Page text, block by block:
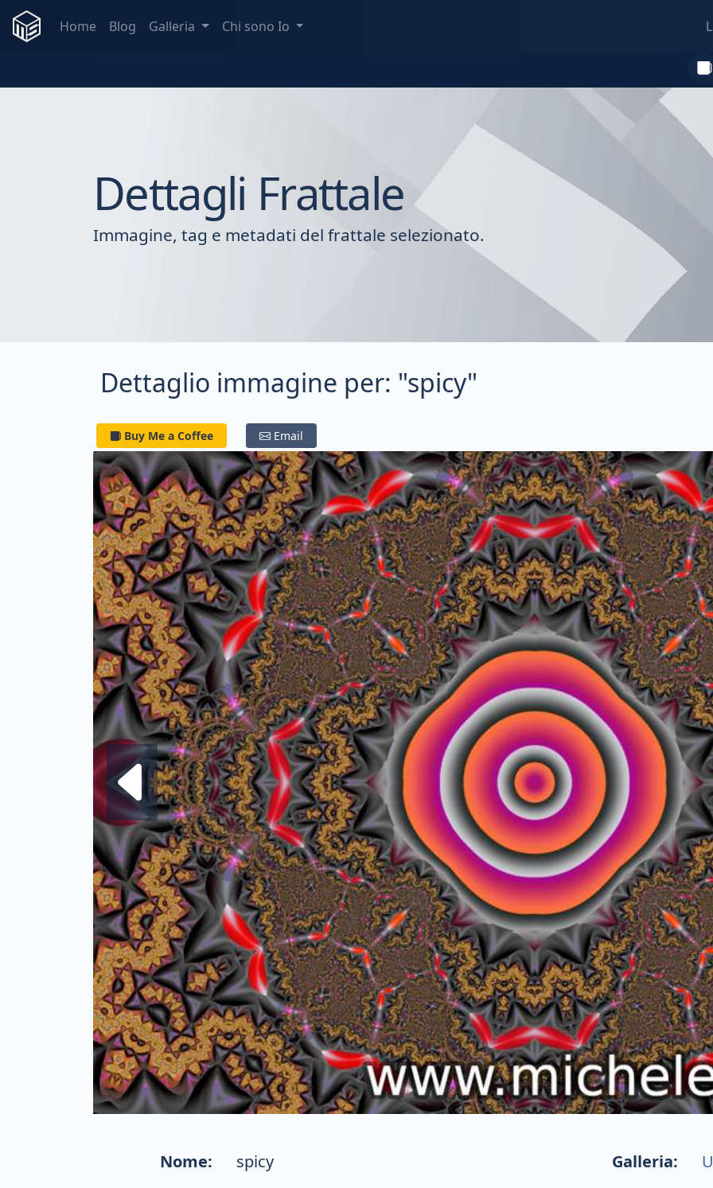
Home Blog Galleria Chi sono Io
Dettagli Frattale
Immagine, tag e metadati del frattale selezionato.
Dettaglio immagine per: "spicy"
Buy Me a Coffee Email
Frattale successivo
Nome: spicy Galleria: